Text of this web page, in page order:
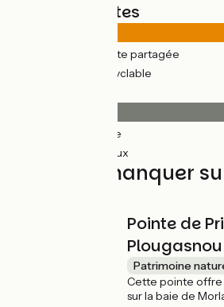
Types de routes
(89%) Route partagée
(11%) Voie cyclable
(89%) Lisse
(11%) Rugueux
À ne pas manquer
Pointe de
Plougasnou
Patrimoine
Cette pointe offre
sur la baie de